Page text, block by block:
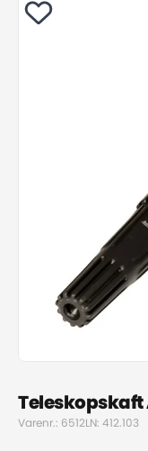
Teleskopskaft
Varenr.: 6512LN: 412.103